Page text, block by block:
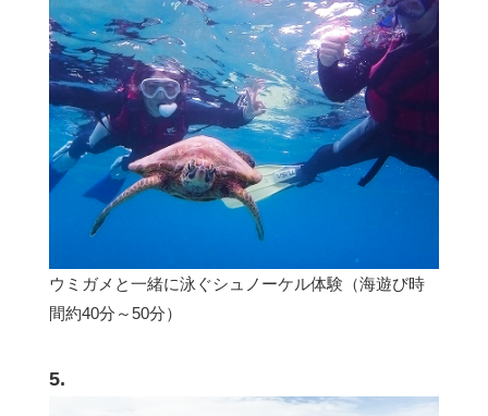
ウミガメと一緒に泳ぐシュノーケル体験（海遊び時
間約40分～50分）
5.